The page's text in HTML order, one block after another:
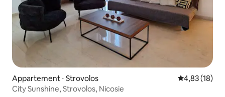
Appartement ⋅ Strovolos Évaluation
4,83 (18)
City Sunshine, Strovolos, Nicosie